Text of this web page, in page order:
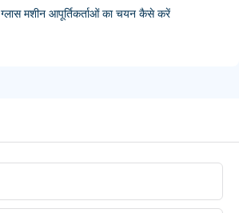
ग्लास मशीन आपूर्तिकर्ताओं का चयन कैसे करें